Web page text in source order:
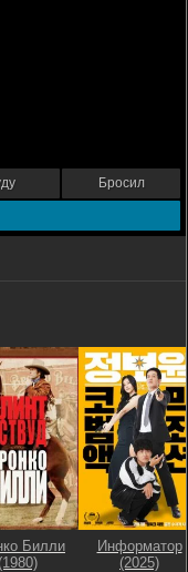
Бросил
Билли
(1980)
Информатор
(2025)